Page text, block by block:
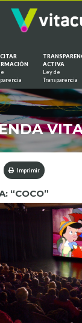
ACTIVA
Ley de
Transparencia
Imprimir
“COCO”